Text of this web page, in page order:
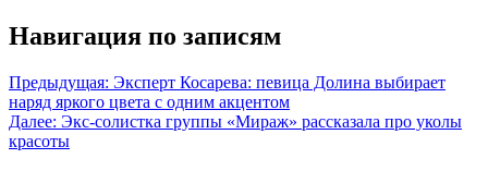
Навигация по записям
Предыдущая: Эксперт Косарева: певица Долина выбирает
наряд яркого цвета с одним акцентом
Далее: Экс-солистка группы «Мираж» рассказала про уколы
красоты